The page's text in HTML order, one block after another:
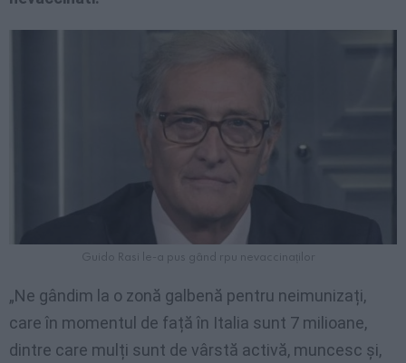
Guido Rasi le-a pus gând rpu nevaccinaților
„Ne gândim la o zonă galbenă pentru neimunizați,
care în momentul de față în Italia sunt 7 milioane,
dintre care mulți sunt de vârstă activă, muncesc și,